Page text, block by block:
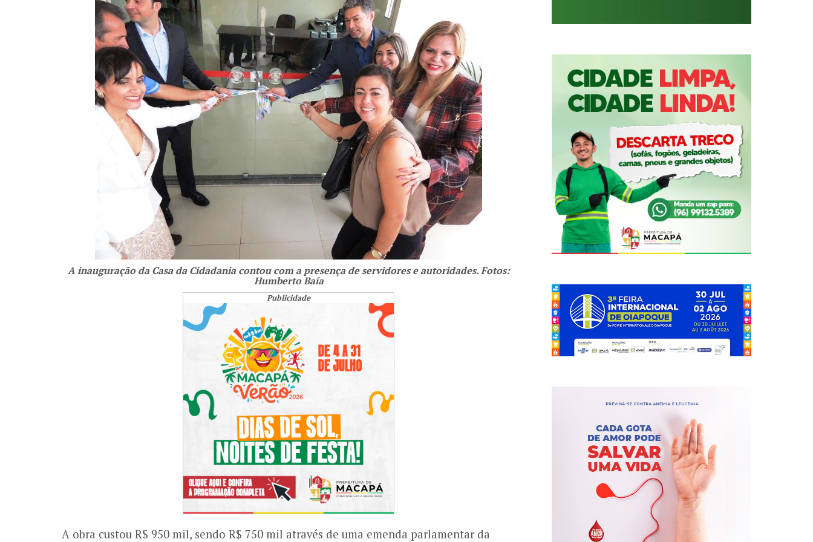
A inauguração da Casa da Cidadania contou com a presença de servidores e autoridades. Fotos:
Humberto Baía
Publicidade
A obra custou R$ 950 mil, sendo R$ 750 mil através de uma emenda parlamentar da